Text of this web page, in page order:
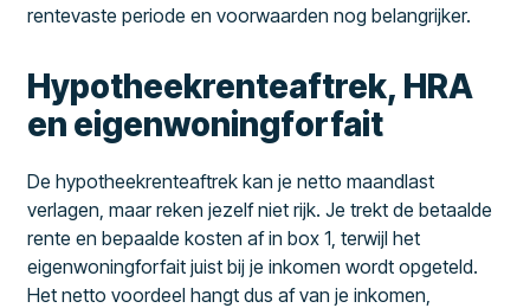
rentevaste periode en voorwaarden nog belangrijker.
Hypotheekrenteaftrek, HRA
en eigenwoningforfait
De hypotheekrenteaftrek kan je netto maandlast
verlagen, maar reken jezelf niet rijk. Je trekt de betaalde
rente en bepaalde kosten af in box 1, terwijl het
eigenwoningforfait juist bij je inkomen wordt opgeteld.
Het netto voordeel hangt dus af van je inkomen,